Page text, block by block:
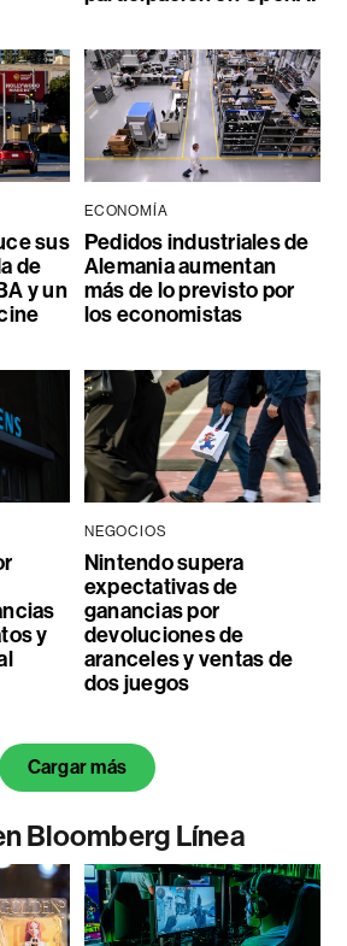
sus
de
y un
ECONOMÍA
Pedidos industriales de
Alemania aumentan
más de lo previsto por
los economistas
y
NEGOCIOS
Nintendo supera
expectativas de
ganancias por
devoluciones de
aranceles y ventas de
dos juegos
Cargar más
Bloomberg Línea